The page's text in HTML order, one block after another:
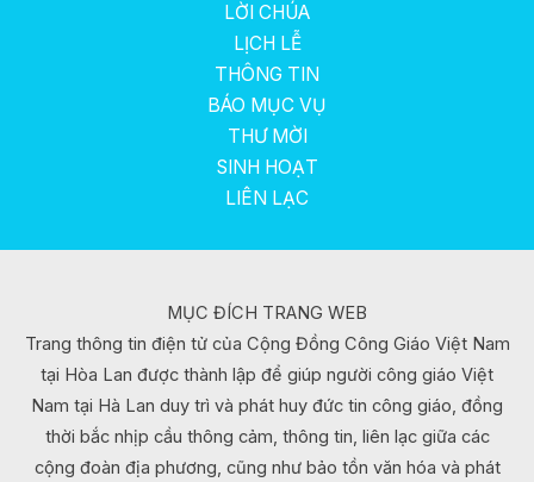
LỜI CHÚA
LỊCH LỄ
THÔNG TIN
BÁO MỤC VỤ
THƯ MỜI
SINH HOẠT
LIÊN LẠC
MỤC ĐÍCH TRANG WEB
Trang thông tin điện tử của Cộng Đồng Công Giáo Việt Nam
tại Hòa Lan được thành lập để giúp người công giáo Việt
Nam tại Hà Lan duy trì và phát huy đức tin công giáo, đồng
thời bắc nhịp cầu thông cảm, thông tin, liên lạc giữa các
cộng đoàn địa phương, cũng như bảo tồn văn hóa và phát